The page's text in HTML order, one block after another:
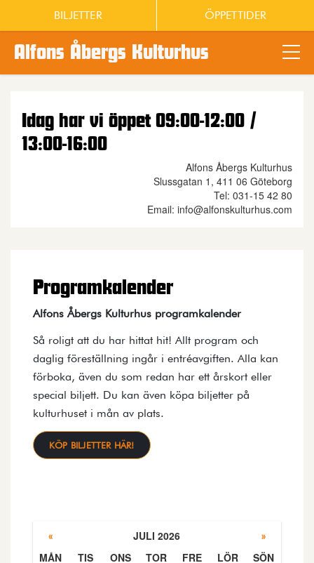
Alfons Åbergs Kulturhus
BILJETTER ÖPPETTIDER
Idag har vi öppet 09:00-12:00 /
13:00-16:00
Alfons Åbergs Kulturhus
Slussgatan 1, 411 06 Göteborg
Tel: 031-15 42 80
Email: info@alfonskulturhus.com
Programkalender
Alfons Åbergs Kulturhus programkalender
Så roligt att du har hittat hit! Allt program och
daglig föreställning ingår i entréavgiften. Alla kan
förboka, även du som redan har ett årskort eller
special biljett. Du kan även köpa biljetter på
kulturhuset i mån av plats.
KÖP BILJETTER HÄR!
« JULI 2026 »
MÅN TIS ONS TOR FRE LÖR SÖN